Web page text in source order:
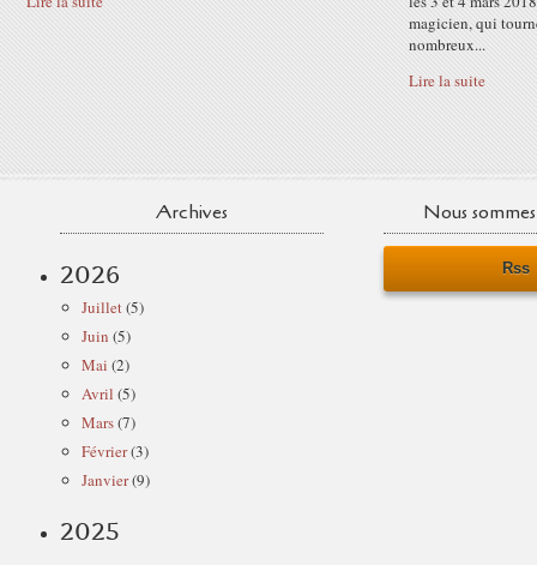
magicien, qui
nombreux...
Lire la suite
Archives
2026
Juillet(5)
Juin (5)
Mai (2)
Avril (5)
Mars(7)
Février(3)
Janvier(9)
2025
Nous
Rss